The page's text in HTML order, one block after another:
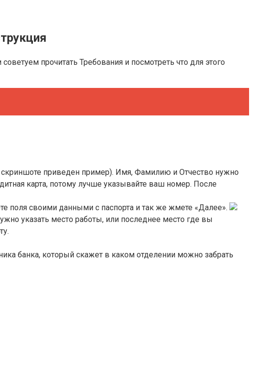
прочитать Требования и посмотреть что для этого
приведен пример). Имя, Фамилию и Отчество нужно
карта, потому лучше указывайте ваш номер. После
поля своими данными с паспорта и так же жмете «Далее».
указать место работы, или последнее место где вы
банка, который скажет в каком отделении можно забрать